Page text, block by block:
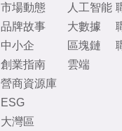
市場動態
品牌故事
中小企
創業指南
營商資源庫
ESG
大灣區
人工智能
大數據
區塊鏈
雲端